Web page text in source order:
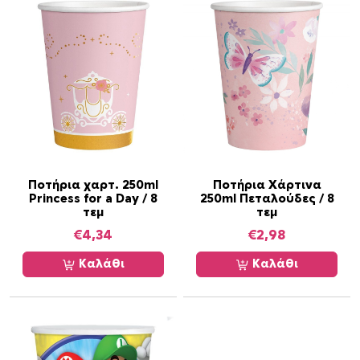
Ποτήρια χαρτ. 250ml
Princess for a Day / 8
τεμ
€4,34
Καλάθι
Ποτήρια Χάρτινα
250ml Πεταλούδες / 8
τεμ
€2,98
Καλάθι